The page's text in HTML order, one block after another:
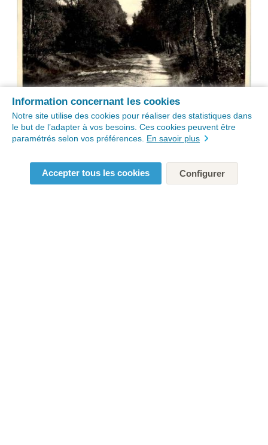
Information concernant les cookies
Notre site utilise des cookies pour réaliser des statistiques dans
le but de l’adapter à vos besoins. Ces cookies peuvent être
paramétrés selon vos préférences. En savoir plus
Accepter tous les cookies Configurer